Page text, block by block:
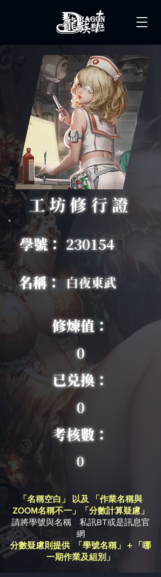
學號： 230154
名稱： 白夜東武
修煉值：
0
已兑換：
0
考核數：
0
工坊修行證
「名稱空白」 以及 「作業名稱與
ZOOM名稱不一」「分數計算疑慮」
請將學號與名稱 私訊BT或是訊息官
網
分數疑慮則提供 「學號名稱」＋「哪
一期作業及組別」